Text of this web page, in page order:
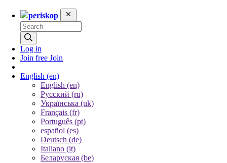
periskop
Log in
Join free Join
English (en)
English (en)
Русский (ru)
Українська (uk)
Français (fr)
Português (pt)
español (es)
Deutsch (de)
Italiano (it)
Беларуская (be)